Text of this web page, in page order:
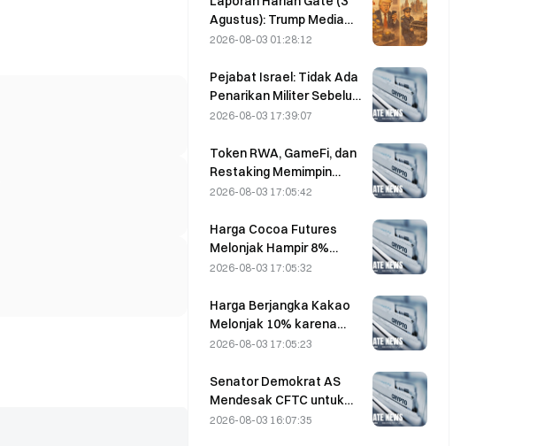
Mengatakan
Agustus): Trump Media
membeli mahal menjual
kembali 2.628 bitcoin;
larangan penambangan
kripto di Moskow mulai
2026-08-03 01:28:12
Pejabat Israel: Tidak Ada
Penarikan Militer Sebelum
Hamas Melucuti Senjata
2026-08-03 17:39:07
Token RWA, GameFi, dan
Restaking Memimpin
Kinerja Pasar pada Juli
2026-08-03 17:05:42
Harga Cocoa Futures
Melonjak Hampir 8%
Dalam Sehari Pada Jumat
Pelaku Pasar
2026-08-03 17:05:32
Harga Berjangka Kakao
Melonjak 10% karena
Kekhawatiran Pasokan,
2026-08-03 17:05:23
Senator Demokrat AS
Mendesak CFTC untuk
Membatasi Produk
2026-08-03 16:07:35